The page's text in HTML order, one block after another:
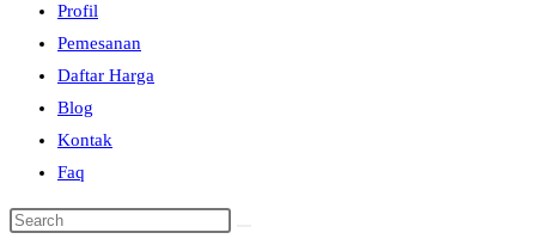
Profil
Pemesanan
Daftar Harga
Blog
Kontak
Faq
Search